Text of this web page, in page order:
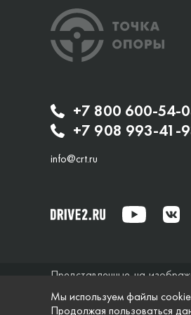
+7 800 600-54-
+7 908 993-41-
info@crt.ru
Представленные на
исключительно
не дает гарантий по поводу
Мы используем файлы
Продолжая пользоваться